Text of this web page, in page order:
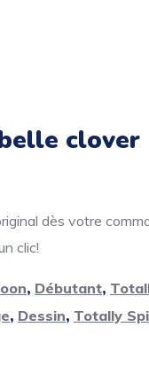
clover
dès votre
clic!
, Débutant,
, Dessin, Totally